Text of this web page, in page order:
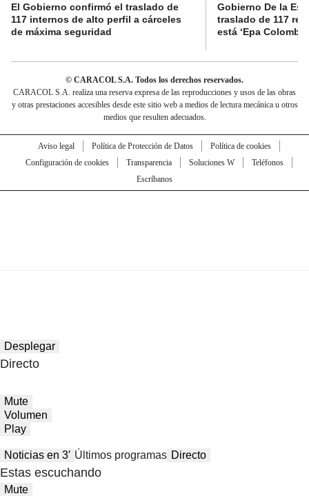
El Gobierno confirmó el traslado de
117 internos de alto perfil a cárceles
de máxima seguridad
Gobierno De la
traslado de 117
está ‘Epa
© CARACOL S.A. Todos los derechos reservados.
CARACOL S.A. realiza una reserva expresa de las reproducciones y usos de las obras
y otras prestaciones accesibles desde este sitio web a medios de lectura mecánica u otros
medios que resulten adecuados.
Aviso legal Política de Protección de Datos
Política de cookies
Configuración de cookies
Transparencia Soluciones W
Teléfonos
Escríbanos
Desplegar
Directo
Mute
Volumen
Play
Noticias en 3′ Últimos programas Directo
Estas escuchando
Mute